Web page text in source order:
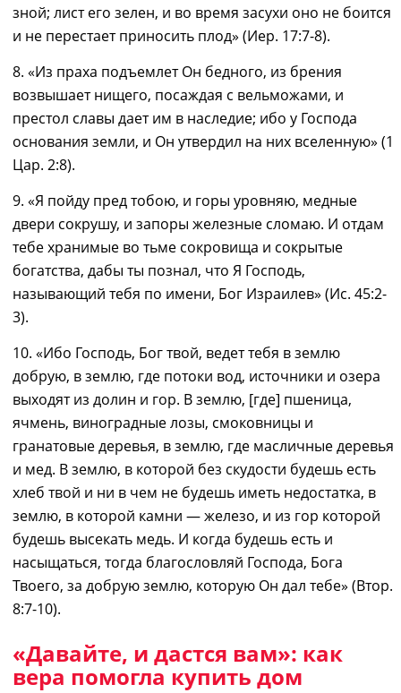
зной; лист его зелен, и во время засухи оно не боится
и не перестает приносить плод» (Иер. 17:7-8).
8. «Из праха подъемлет Он бедного, из брения
возвышает нищего, посаждая с вельможами, и
престол славы дает им в наследие; ибо у Господа
основания земли, и Он утвердил на них вселенную» (1
Цар. 2:8).
9. «Я пойду пред тобою, и горы уровняю, медные
двери сокрушу, и запоры железные сломаю. И отдам
тебе хранимые во тьме сокровища и сокрытые
богатства, дабы ты познал, что Я Господь,
называющий тебя по имени, Бог Израилев» (Ис. 45:2-
3).
10. «Ибо Господь, Бог твой, ведет тебя в землю
добрую, в землю, где потоки вод, источники и озера
выходят из долин и гор. В землю, [где] пшеница,
ячмень, виноградные лозы, смоковницы и
гранатовые деревья, в землю, где масличные деревья
и мед. В землю, в которой без скудости будешь есть
хлеб твой и ни в чем не будешь иметь недостатка, в
землю, в которой камни — железо, и из гор которой
будешь высекать медь. И когда будешь есть и
насыщаться, тогда благословляй Господа, Бога
Твоего, за добрую землю, которую Он дал тебе» (Втор.
8:7-10).
«Давайте, и дастся вам»: как
вера помогла купить дом